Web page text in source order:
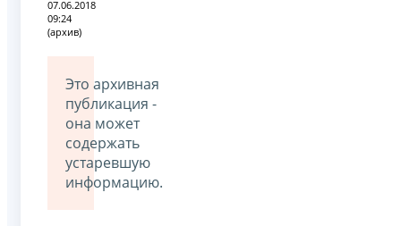
07.06.2018
09:24
(архив)
Это архивная
публикация -
она может
содержать
устаревшую
информацию.